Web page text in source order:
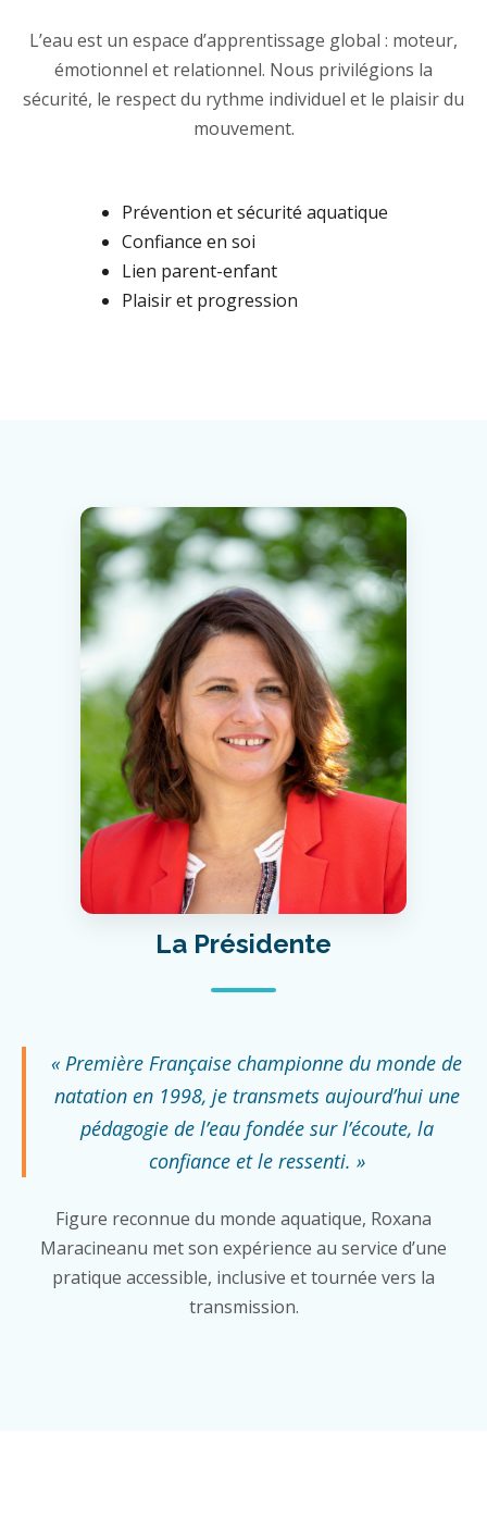
L’eau est un espace d’apprentissage global : moteur,
émotionnel et relationnel. Nous privilégions la
sécurité, le respect du rythme individuel et le plaisir du
mouvement.
Prévention et sécurité aquatique
Confiance en soi
Lien parent-enfant
Plaisir et progression
La Présidente
« Première Française championne du monde de
natation en 1998, je transmets aujourd’hui une
pédagogie de l’eau fondée sur l’écoute, la
confiance et le ressenti. »
Figure reconnue du monde aquatique, Roxana
Maracineanu met son expérience au service d’une
pratique accessible, inclusive et tournée vers la
transmission.